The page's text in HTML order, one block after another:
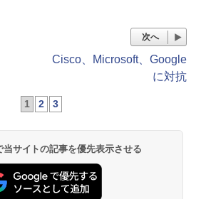
次へ
Cisco、Microsoft、Google
に対抗
1 2 3
サイトの記事を優先表示させる